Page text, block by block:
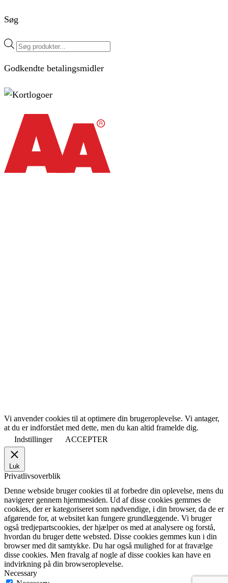
Søg
Products
search
Godkendte betalingsmidler
Vi anvender cookies til at optimere din brugeroplevelse. Vi antager,
at du er indforstået med dette, men du kan altid framelde dig.
Indstillinger
ACCEPTER
Luk
Privatlivsoverblik
Denne webside bruger cookies til at forbedre din oplevelse, mens du
navigerer gennem hjemmesiden. Ud af disse cookies gemmes de
cookies, der er kategoriseret som nødvendige, i din browser, da de er
afgørende for, at websitet kan fungere grundlæggende. Vi bruger
også tredjepartscookies, der hjælper os med at analysere og forstå,
hvordan du bruger dette websted. Disse cookies gemmes kun i din
browser med dit samtykke. Du har også mulighed for at fravælge
disse cookies. Men fravalg af nogle af disse cookies kan have en
indvirkning på din browseroplevelse.
Necessary